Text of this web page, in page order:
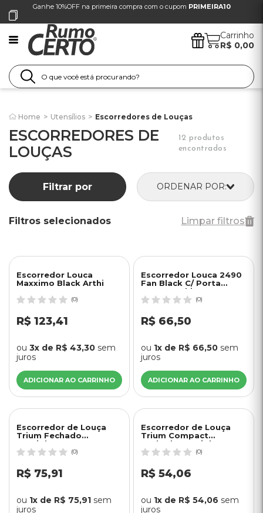
Ganhe 10%OFF na primeira compra com o cupom PRIMEIRA10
Carrinho
R$ 0,00
Home > Utensílios > Escorredores de Louças
ESCORREDORES DE
LOUÇAS
12 produtos
encontrados
ORDENAR POR:
Filtrar por
Filtros selecionados Limpar filtros
Escorredor Louca
Maxximo Black Arthi
(0)
R$ 123,41
ou 3x de R$ 43,30 sem
juros
ADICIONAR AO CARRINHO
Escorredor Louca 2490
Fan Black C/ Porta
Copos Arthi
(0)
R$ 66,50
ou 1x de R$ 66,50 sem
juros
ADICIONAR AO CARRINHO
Escorredor de Louça
Trium Fechado
Martiplast Ou - Branco
(0)
R$ 75,91
ou 1x de R$ 75,91 sem
juros
Escorredor de Louça
Trium Compact
Fechado Martiplast Ou -
Branco
(0)
R$ 54,06
ou 1x de R$ 54,06 sem
juros